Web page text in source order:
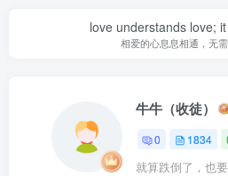
love understands love;
相爱的心息息相通，无
牛牛（收徒）
0 1834
就算跌倒了，也